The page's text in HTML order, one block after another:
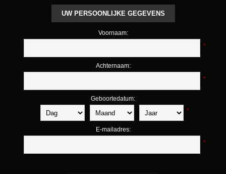
UW PERSOONLIJKE GEGEVENS
Voornaam:
*
Achternaam:
*
Geboortedatum:
*
E-mailadres:
*